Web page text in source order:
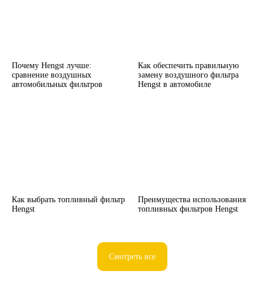
Почему Hengst лучше:
сравнение воздушных
автомобильных фильтров
Как обеспечить правильную
замену воздушного фильтра
Hengst в автомобиле
Как выбрать топливный фильтр
Hengst
Преимущества использования
топливных фильтров Hengst
Смотреть все